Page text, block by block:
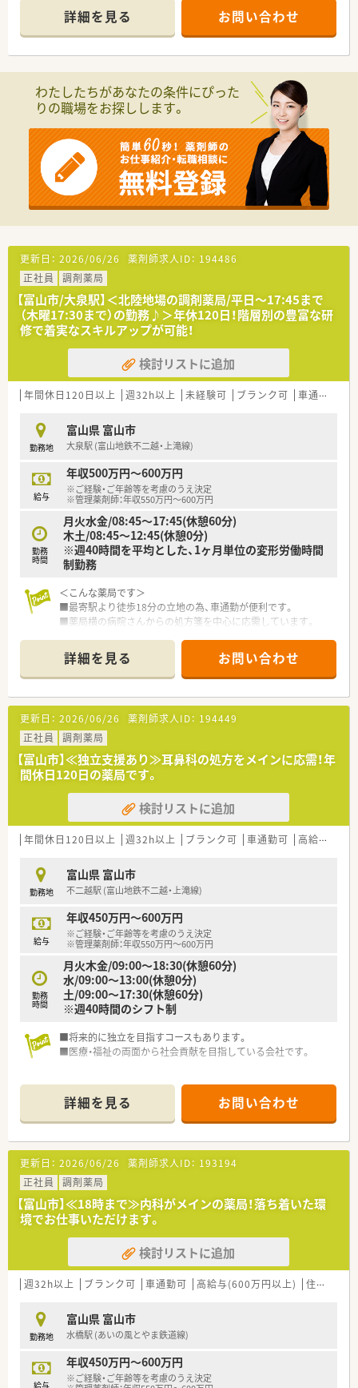
■お薬を通して地域の医療に役立つことを目指されている、地域
密着型の薬局様です。
詳細を見る お問い合わせ
わたしたちがあなたの条件にぴった
りの職場をお探しします。
更新日： 2026/06/26 薬剤師求人ID： 194486
正社員
調剤薬局
【富山市/大泉駅】＜北陸地場の調剤薬局/平日～17:45まで
（木曜17:30まで）の勤務♪＞年休120日！階層別の豊富な研
修で着実なスキルアップが可能！
検討リストに追加
年間休日120日以上 週32h以上 未経験可 ブランク可 車通勤可
勤務地
富山県 富山市
大泉駅 (富山地鉄不二越・上滝線)
給与
年収500万円～600万円
※ご経験・ご年齢等を考慮のうえ決定
※管理薬剤師：年収550万円～600万円
勤務
時間
月火水金/08:45～17:45(休憩60分)
木土/08:45～12:45(休憩0分)
※週40時間を平均とした、1ヶ月単位の変形労働時間
制勤務
＜こんな薬局です＞
■最寄駅より徒歩18分の立地の為、車通勤が便利です。
■薬局横の病院さんからの処方箋を中心に応需しています。
＜業務内容＞
■外来は門前の内科、整形、外科、眼科の処方がメインです。
■1日30～40枚程度の処方箋を応需しており、比較的枚数も落ち
着いているためご自身のペースでお仕事が可能です！
≪ こんな会社です ≫
■新潟県に本社を置き、富山県・石川県・福井県で30店舗近く展
開している調剤薬局グループです。調剤薬局に加え、グループ会
社では介護保険施設や託児所など多岐にわたり事業展開してい
ます。
■代表は長く薬剤師として現場で活躍されていたため、店舗状況
をしっかり把握しており、スタッフが効率よく働けるよう、機械
化については積極的な投資しています。
インシデント・アクシデント管理システム
積極的に導入しています。
≪ 研修制度 ≫
■勤続年数別、階層別等、さまざまな研修制度が整っています。
≪ 福利厚生について ≫
■有休休暇を使用し最大7連休可能（日曜含む）
■奨学金制度あり
■赴任補助制度あり（転勤による引越しに関して、引越し費用・敷
金・礼金を会社が補助）
詳細を見る お問い合わせ
更新日： 2026/06/26 薬剤師求人ID： 194449
正社員
調剤薬局
【富山市】≪独立支援あり≫耳鼻科の処方をメインに応需！年
間休日120日の薬局です。
検討リストに追加
年間休日120日以上 週32h以上 ブランク可 車通勤可 高給与(600万円以上)
勤務地
富山県 富山市
不二越駅 (富山地鉄不二越・上滝線)
給与
年収450万円～600万円
※ご経験・ご年齢等を考慮のうえ決定
※管理薬剤師：年収550万円～600万円
勤務
時間
月火木金/09:00～18:30(休憩60分)
水/09:00～13:00(休憩0分)
土/09:00～17:30(休憩60分)
※週40時間のシフト制
■将来的に独立を目指すコースもあります。
■医療・福祉の両面から社会貢献を目指している会社です。
詳細を見る お問い合わせ
更新日： 2026/06/26 薬剤師求人ID： 193194
正社員
調剤薬局
【富山市】≪18時まで≫内科がメインの薬局！落ち着いた環
境でお仕事いただけます。
検討リストに追加
週32h以上 ブランク可 車通勤可 高給与(600万円以上) 住宅補助(手当)あり
勤務地
富山県 富山市
水橋駅 (あいの風とやま鉄道線)
給与
年収450万円～600万円
※ご経験・ご年齢等を考慮のうえ決定